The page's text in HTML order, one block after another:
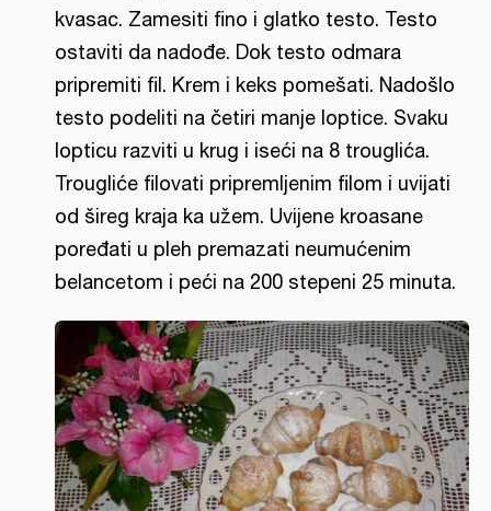
kvasac. Zamesiti fino i glatko testo. Testo
ostaviti da nadođe. Dok testo odmara
pripremiti fil. Krem i keks pomešati. Nadošlo
testo podeliti na četiri manje loptice. Svaku
lopticu razviti u krug i iseći na 8 trouglića.
Trougliće filovati pripremljenim filom i uvijati
od šireg kraja ka užem. Uvijene kroasane
poređati u pleh premazati neumućenim
belancetom i peći na 200 stepeni 25 minuta.